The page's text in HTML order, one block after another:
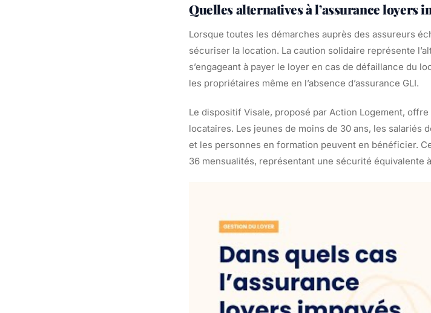
Quelles alternatives à l’assurance loyers
Lorsque toutes les démarches auprès des assureurs
sécuriser la location. La caution solidaire représente
s’engageant à payer le loyer en cas de défaillance du
les propriétaires même en l’absence d’assurance GLI.
Le dispositif Visale, proposé par Action Logement,
locataires. Les jeunes de moins de 30 ans, les salariés
et les personnes en formation peuvent en bénéficier.
36 mensualités, représentant une sécurité équivalente